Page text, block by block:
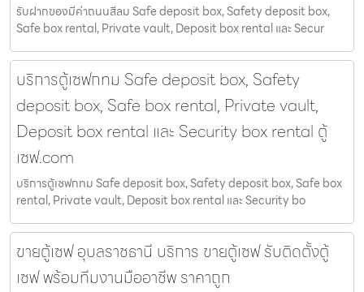
รับฝากของมีค่าถนนสีลม Safe deposit box, Safety deposit box,
Safe box rental, Private vault, Deposit box rental และ Secur
บริการตู้เซฟกทม Safe deposit box, Safety
deposit box, Safe box rental, Private vault,
Deposit box rental และ Security box rental ตู้
เซฟ.com
บริการตู้เซฟกทม Safe deposit box, Safety deposit box, Safe box
rental, Private vault, Deposit box rental และ Security bo
ขายตู้เซฟ อุบลราชธานี บริการ ขายตู้เซฟ รับติดตั้งตู้
เซฟ พร้อมทีมงานมืออาชีพ ราคาถูก